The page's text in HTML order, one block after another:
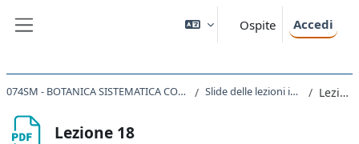
Ospite Accedi
074SM - BOTANICA SISTEMATICA CON LABORATORIO 2020 Slide delle lezioni in formato pdf Lezione 18
Lezione 18